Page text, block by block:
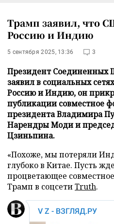
Трамп заявил, что
Россию и Индию
5 сентября 2025, 13:36 3
Президент Соединенных
заявил в социальных
Россию и Индию, он
публикации совместное
президента Владимира
Нарендры Моди и
Цзиньпина.
«Похоже, мы потеряли
глубоко в Китае. Пусть
процветающее
Трамп в соцсетиTruth.